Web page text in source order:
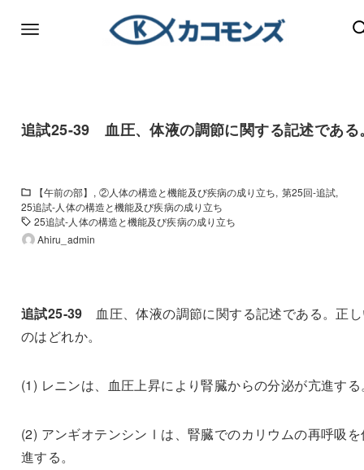
追試25-39 血圧、体液の調節に関する記述である
【午前の部】 ②人体の構造と機能及び疾病の成り立ち 第25回-追試
25追試-人体の構造と機能及び疾病の成り立ち
25追試-人体の構造と機能及び疾病の成り立ち
Ahiru_admin
追試25-39 血圧、体液の調節に関する記述である。正
のはどれか。
(1) レニンは、血圧上昇により腎臓からの分泌が亢進す
(2) アンギオテンシンⅠは、腎臓でのカリウムの再呼吸を
進する。